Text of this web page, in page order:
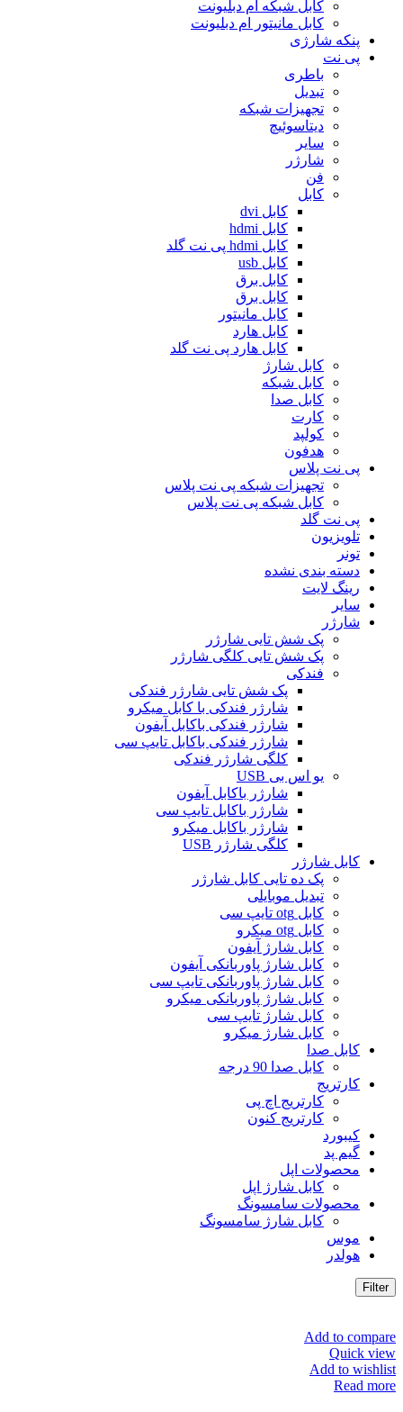
کابل شبکه ام دبلیونت
کابل مانیتور ام دبلیونت
پنکه شارژی
پی نت
باطری
تبدیل
تجهیزات شبکه
دیتاسوئیچ
سایر
شارژر
فن
کابل
کابل dvi
کابل hdmi
کابل hdmi پی نت گلد
کابل usb
کابل برق
کابل برق
کابل مانیتور
کابل هارد
کابل هارد پی نت گلد
کابل شارژ
کابل شبکه
کابل صدا
کارت
کولپد
هدفون
پی نت پلاس
تجهیزات شبکه پی نت پلاس
کابل شبکه پی نت پلاس
پی نت گلد
تلویزیون
تونر
دسته بندی نشده
رینگ لایت
سایر
شارژر
پک شش تایی شارژر
پک شش تایی کلگی شارژر
فندکی
پک شش تایی شارژر فندکی
شارژر فندکی با کابل میکرو
شارژر فندکی باکابل آیفون
شارژر فندکی باکابل تایپ سی
کلگی شارژر فندکی
یو اس بی USB
شارژر باکابل آیفون
شارژر باکابل تایپ سی
شارژر باکابل میکرو
کلگی شارژر USB
کابل شارژر
پک ده تایی کابل شارژر
تبدیل موبایلی
کابل otg تایپ سی
کابل otg میکرو
کابل شارژ آیفون
کابل شارژ پاوربانکی آیفون
کابل شارژ پاوربانکی تایپ سی
کابل شارژ پاوربانکی میکرو
کابل شارژ تایپ سی
کابل شارژ میکرو
کابل صدا
کابل صدا 90 درجه
کارتریج
کارتریج اچ پی
کارتریج کنون
کیبورد
گیم پد
محصولات اپل
کابل شارژ اپل
محصولات سامسونگ
کابل شارژ سامسونگ
موس
هولدر
Filter
Add to compare
Quick view
Add to wishlist
Read more